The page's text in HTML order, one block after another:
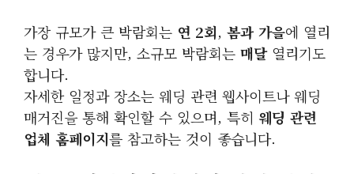
가장 규모가 큰 박람회는 연 2회, 봄과 가을에 열리
는 경우가 많지만, 소규모 박람회는 매달열리기도
합니다.
자세한 일정과 장소는 웨딩 관련 웹사이트나 웨딩
매거진을 통해 확인할 수 있으며, 특히 웨딩 관련
업체 홈페이지를 참고하는 것이 좋습니다.